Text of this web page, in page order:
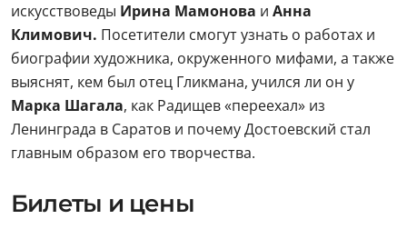
искусствоведы Ирина Мамонова и Анна
Климович. Посетители смогут узнать о работах и
биографии художника, окруженного мифами, а также
выяснят, кем был отец Гликмана, учился ли он у
Марка Шагала, как Радищев «переехал» из
Ленинграда в Саратов и почему Достоевский стал
главным образом его творчества.
Билеты и цены